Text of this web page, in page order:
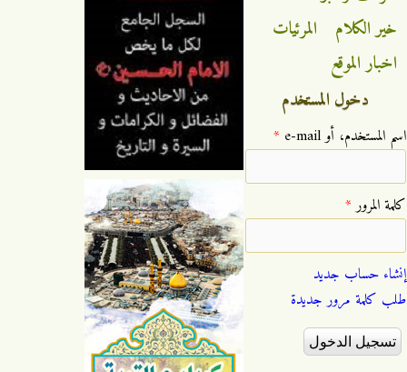
خير الكلام
المرئيات
اخبار الموقع
دخول المستخدم
‏اسم المستخدم، أو e-mail ‏ *
‏كلمة المرور ‏*
إنشاء حساب جديد
طلب كلمة مرور جديدة